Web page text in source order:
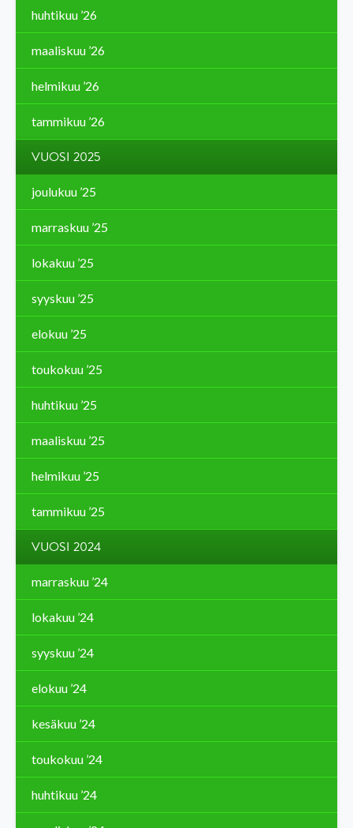
huhtikuu ’26
maaliskuu ’26
helmikuu ’26
tammikuu ’26
VUOSI 2025
joulukuu ’25
marraskuu ’25
lokakuu ’25
syyskuu ’25
elokuu ’25
toukokuu ’25
huhtikuu ’25
maaliskuu ’25
helmikuu ’25
tammikuu ’25
VUOSI 2024
marraskuu ’24
lokakuu ’24
syyskuu ’24
elokuu ’24
kesäkuu ’24
toukokuu ’24
huhtikuu ’24